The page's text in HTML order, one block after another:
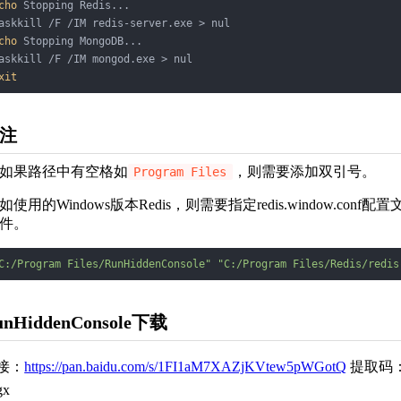
Stopping Redis...
Stopping MongoDB...
如果路径中有空格如 Program Files ，则需要添加双引号。
如使用的Windows版本Redis，则需要指定redis.window.conf配置
件。
Program Files/RunHiddenConsole" "C:/Program Files/Redis/
下载
：https://pan.baidu.com/s/1FI1aM7XAZjKVtew5pWGotQ 提取码：